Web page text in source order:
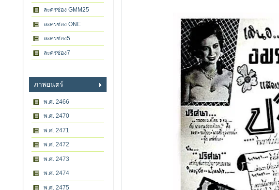
ละครช่อง GMM25
ละครช่อง ONE
ละครช่อง5
ละครช่อง7
ภาพยนตร์
พ.ศ. 2466
พ.ศ. 2470
พ.ศ. 2471
พ.ศ. 2472
พ.ศ. 2473
พ.ศ. 2474
พ.ศ. 2475